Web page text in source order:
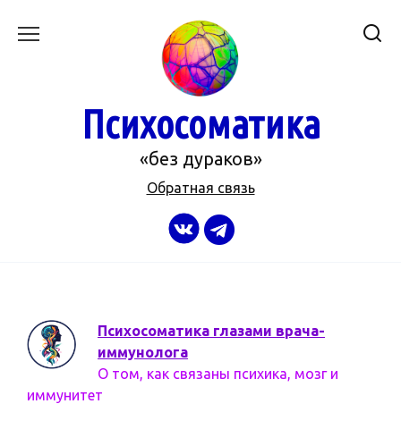
Психосоматика
«без дураков»
Обратная связь
Психосоматика глазами врача-
иммунолога
О том, как связаны психика, мозг и
иммунитет